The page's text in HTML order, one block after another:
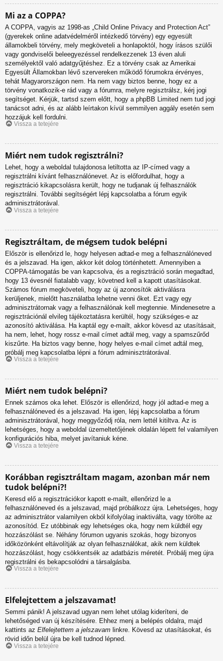
Mi az a COPPA?
A COPPA, vagyis az 1998-as „Child Online Privacy and Protection Act”
(gyerekek online adatvédelméről intézkedő törvény) egy egyesült
államokbeli törvény, mely megköveteli a honlapoktól, hogy írásos szülői
vagy gondviselői beleegyezéssel rendelkezzenek 13 éven aluli
személyektől való adatgyűjtéshez. Ez a törvény csak az Amerikai
Egyesült Államokban lévő szervereken működő fórumokra érvényes,
tehát Magyarországon nem. Ha nem vagy biztos benne, hogy ez a
törvény vonatkozik-e rád vagy a fórumra, melyre regisztrálsz, kérj jogi
segítséget. Kérjük, tartsd szem előtt, hogy a phpBB Limited nem tud jogi
tanácsot adni, és az alább leírtakon kívül semmilyen aggály esetén sem
hozzájuk kell fordulni.
Vissza a tetejére
Miért nem tudok regisztrálni?
Lehet, hogy a weboldal tulajdonosa letiltotta az IP-címed vagy a
regisztrálni kívánt felhasználónevet. Az is előfordulhat, hogy a
regisztráció kikapcsolásra került, hogy ne tudjanak új felhasználók
regisztrálni. További segítségért lépj kapcsolatba a fórum egyik
adminisztrátorával.
Vissza a tetejére
Regisztráltam, de mégsem tudok belépni
Először is ellenőrizd le, hogy helyesen adtad-e meg a felhasználóneved
és a jelszavad. Ha igen, akkor két dolog történhetett. Amennyiben a
COPPA-támogatás be van kapcsolva, és a regisztráció során megadtad,
hogy 13 évesnél fiatalabb vagy, követned kell a kapott utasításokat.
Számos fórum megköveteli, hogy az új azonosítók aktiválásra
kerüljenek, mielőtt használatba lehetne venni őket. Ezt vagy egy
adminisztrátornak vagy a felhasználónak kell megtennie. Mindenesetre a
regisztrációnál elvileg tájékoztatásra kerültél, hogy szükséges-e az
azonosító aktiválása. Ha kaptál egy e-mailt, akkor kövesd az utasításait,
ha nem, lehet, hogy rossz e-mail címet adtál meg, vagy a spamszűrőd
kiszűrte. Ha biztos vagy benne, hogy helyes e-mail címet adtál meg,
próbálj meg kapcsolatba lépni a fórum adminisztrátorával.
Vissza a tetejére
Miért nem tudok belépni?
Ennek számos oka lehet. Először is ellenőrizd, hogy jól adtad-e meg a
felhasználóneved és a jelszavad. Ha igen, lépj kapcsolatba a fórum
adminisztrátorával, hogy meggyőződj róla, nem lettél kitiltva. Az is
lehetséges, hogy a weboldal üzemeltetőjének oldalán lépett fel valamilyen
konfigurációs hiba, melyet javítaniuk kéne.
Vissza a tetejére
Korábban regisztráltam magam, azonban már nem
tudok belépni?!
Keresd elő a regisztrációkor kapott e-mailt, ellenőrizd le a
felhasználóneved és a jelszavad, majd próbálkozz újra. Lehetséges, hogy
az adminisztrátor valamilyen okból kifolyólag inaktiválta, vagy törölte az
azonosítód. Ez utóbbinak egy lehetséges oka, hogy nem küldtél egy
hozzászólást se. Néhány fórumon ugyanis szokás, hogy bizonyos
időközönként eltávolítják az olyan felhasználókat, akik nem küldtek
hozzászólást, hogy csökkentsék az adatbázis méretét. Próbálj meg újra
regisztrálni és bekapcsolódni a társalgásba.
Vissza a tetejére
Elfelejtettem a jelszavamat!
Semmi pánik! A jelszavad ugyan nem lehet utólag kideríteni, de
lehetőséged van új készítésére. Ehhez menj a belépés oldalra, majd
kattints az Elfelejtettem a jelszavam linkre. Kövesd az utasításokat, és
rövid időn belül újra be kell tudnod lépned.
Vissza a tetejére